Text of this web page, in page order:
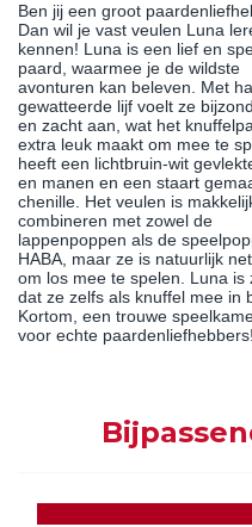
Ben jij een groot
Dan wil je vast veulen Luna
kennen! Luna is een lief en
paard, waarmee je de wildste
avonturen kan beleven. Met
gewatteerde lijf voelt ze
en zacht aan, wat het
extra leuk maakt om mee te
heeft een lichtbruin-wit
en manen en een staart
chenille. Het veulen is
combineren met zowel de
lappenpoppen als de
HABA, maar ze is natuurlijk
om los mee te spelen. Luna is
dat ze zelfs als knuffel mee in
Kortom, een trouwe
voor echte paardenliefhebbers!